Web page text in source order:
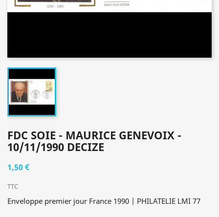
FDC SOIE - MAURICE GENEVOIX -
10/11/1990 DECIZE
1,50 €
TTC
Enveloppe premier jour France 1990 | PHILATELIE LMI 77